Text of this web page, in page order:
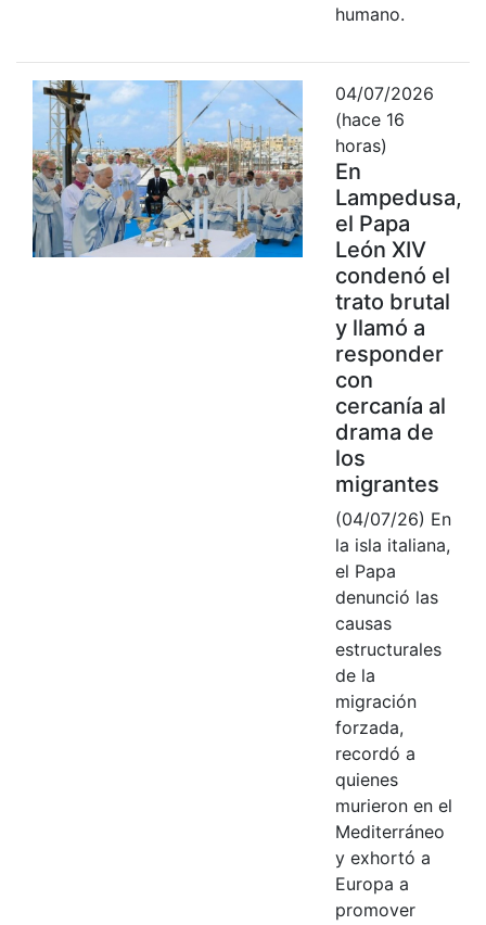
humano.
04/07/2026
(hace 16
horas)
En
Lampedusa,
el Papa
León XIV
condenó el
trato brutal
y llamó a
responder
con
cercanía al
drama de
los
migrantes
(04/07/26) En
la isla italiana,
el Papa
denunció las
causas
estructurales
de la
migración
forzada,
recordó a
quienes
murieron en el
Mediterráneo
y exhortó a
Europa a
promover